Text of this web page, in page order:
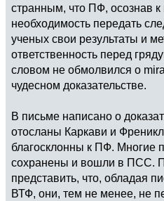
странным, что ПФ, осознав к
необходимость передать
ученых свои результаты и
ответственность перед
словом не обмолвился о
чудесном доказательстве.
В письме написано о
отосланы Каркави и
благосклонны к ПФ. Многие
сохранены и вошли в ПСС.
представить, что, обладая
ВТФ, они, тем не менее, не